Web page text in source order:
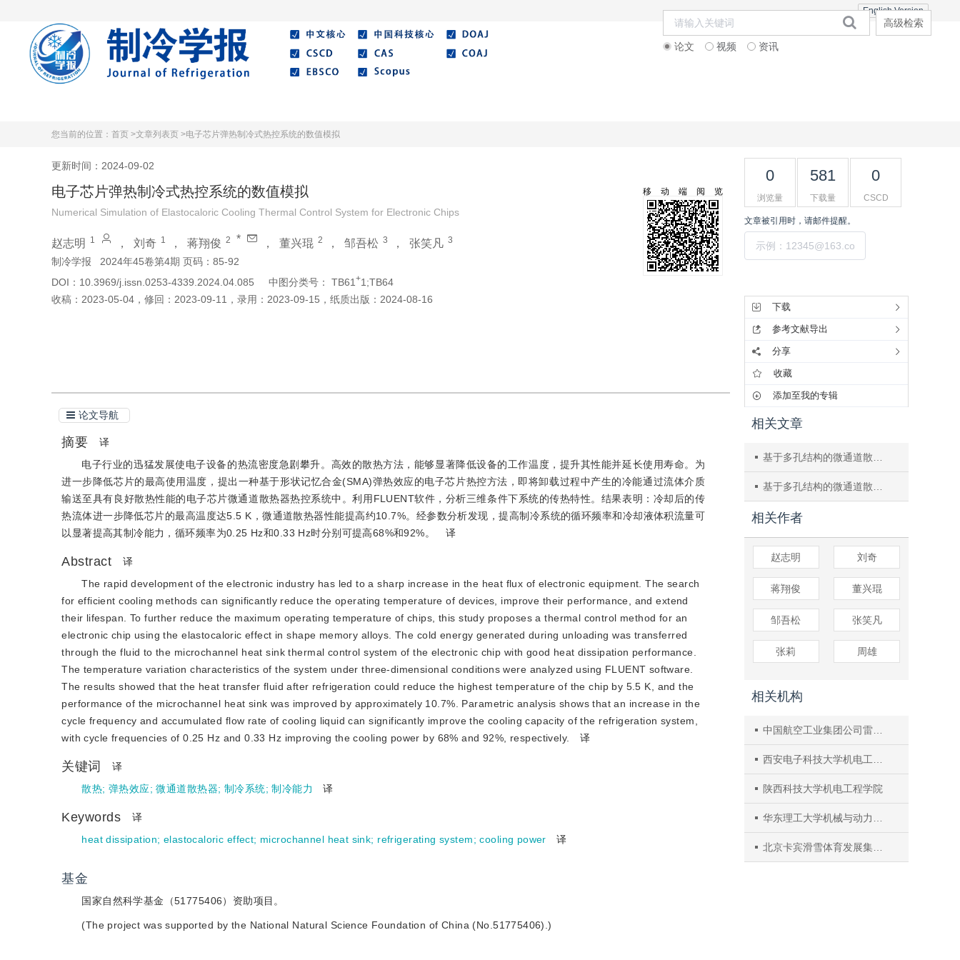
English Version
论文 视频 资讯
高级检索
您当前的位置： 首页 >文章列表页 >电子芯片弹热制冷式热控系统的数值模拟
更新时间：2024-09-02
电子芯片弹热制冷式热控系统的数值模拟
Numerical Simulation of Elastocaloric Cooling Thermal Control System for Electronic Chips
赵志明 1 ， 刘奇 1 ， 蒋翔俊 2 * ， 董兴琨 2 ， 邹吾松 3 ， 张笑凡 3
制冷学报
2024年45卷第4期 页码：85-92
DOI： 10.3969/j.issn.0253-4339.2024.04.085 中图分类号： TB61 +1;TB64
收稿： 2023-05-04 ， 修回： 2023-09-11 ， 录用： 2023-09-15 ， 纸质出版： 2024-08-16
移动端阅览
论文导航
摘要
译
电子行业的迅猛发展使电子设备的热流密度急剧攀升。高效的散热方法，能够显著降低设备的工作温度，提升其性能并延长使用寿命。为
进一步降低芯片的最高使用温度，提出一种基于形状记忆合金(SMA)弹热效应的电子芯片热控方法，即将卸载过程中产生的冷能通过流体介质
输送至具有良好散热性能的电子芯片微通道散热器热控系统中。利用FLUENT软件，分析三维条件下系统的传热特性。结果表明：冷却后的传
热流体进一步降低芯片的最高温度达5.5 K，微通道散热器性能提高约10.7%。经参数分析发现，提高制冷系统的循环频率和冷却液体积流量可
以显著提高其制冷能力，循环频率为0.25 Hz和0.33 Hz时分别可提高68%和92%。
译
Abstract
译
The rapid development of the electronic industry has led to a sharp increase in the heat flux of electronic equipment. The search
for efficient cooling methods can significantly reduce the operating temperature of devices, improve their performance, and extend
their lifespan. To further reduce the maximum operating temperature of chips, this study proposes a thermal control method for an
electronic chip using the elastocaloric effect in shape memory alloys. The cold energy generated during unloading was transferred
through the fluid to the microchannel heat sink thermal control system of the electronic chip with good heat dissipation performance.
The temperature variation characteristics of the system under three-dimensional conditions were analyzed using FLUENT software.
The results showed that the heat transfer fluid after refrigeration could reduce the highest temperature of the chip by 5.5 K, and the
performance of the microchannel heat sink was improved by approximately 10.7%. Parametric analysis shows that an increase in the
cycle frequency and accumulated flow rate of cooling liquid can significantly improve the cooling capacity of the refrigeration system,
with cycle frequencies of 0.25 Hz and 0.33 Hz improving the cooling power by 68% and 92%, respectively.
译
关键词
译
散热; 弹热效应;微通道散热器; 制冷系统;制冷能力 译
Keywords
译
heat dissipation; elastocaloric effect; microchannel heat sink; refrigerating system;cooling power 译
基金
国家自然科学基金（51775406）资助项目。
(The project was supported by the National Natural Science Foundation of China (No.51775406).)
0
浏览量
581
下载量
0
CSCD
文章被引用时，请邮件提醒。
下载
参考文献导出
分享
收藏
添加至我的专辑
相关文章
基于多孔结构的微通道散热技术研究现状
基于多孔结构的微通道散热技术研究现状
相关作者
赵志明 刘奇
蒋翔俊 董兴琨
邹吾松 张笑凡
张莉 周雄
相关机构
中国航空工业集团公司雷华电子技术研究所
西安电子科技大学机电工程学院
陕西科技大学机电工程学院
华东理工大学机械与动力工程学院
北京卡宾滑雪体育发展集团股份有限公司